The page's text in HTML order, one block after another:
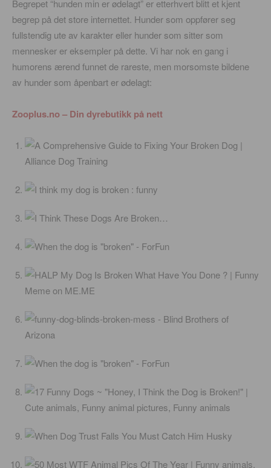
Begrepet “hunden min er ødelagt” er etterhvert blitt et kjent
begrep på det store internettet. Hunder som oppfører seg
fullstendig ute av karakter eller hunder som sitter som
mennesker er eksempler på dette. Vi har nok en gang i
humorens ærend funnet de rareste, men morsomste bildene
av hunder som åpenbart er ødelagt:
Zooplus.no – Din dyrebutikk på nett